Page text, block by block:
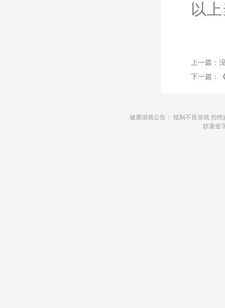
以
上一篇：
下一篇：
健康游戏公告： 抵制不良游戏 拒
软著登